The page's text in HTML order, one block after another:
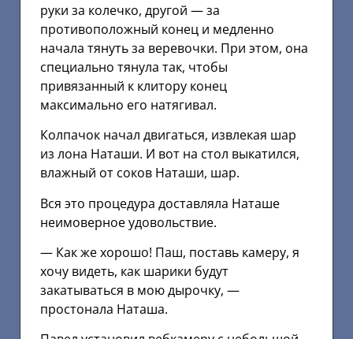
руки за колечко, другой — за
противоположный конец и медленно
начала тянуть за веревочки. При этом, она
специально тянула так, чтобы
привязанный к клитору конец
максимально его натягивал.
Колпачок начал двигаться, извлекая шар
из лона Наташи. И вот на стол выкатился,
влажный от соков Наташи, шар.
Вся это процедура доставляла Наташе
неимоверное удовольствие.
— Как же хорошо! Паш, поставь камеру, я
хочу видеть, как шарики будут
закатываться в мою дырочку, —
простонала Наташа.